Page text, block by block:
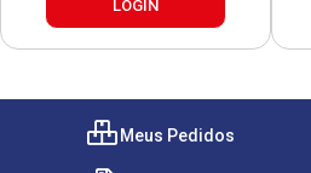
LOGIN
Meus Pedidos